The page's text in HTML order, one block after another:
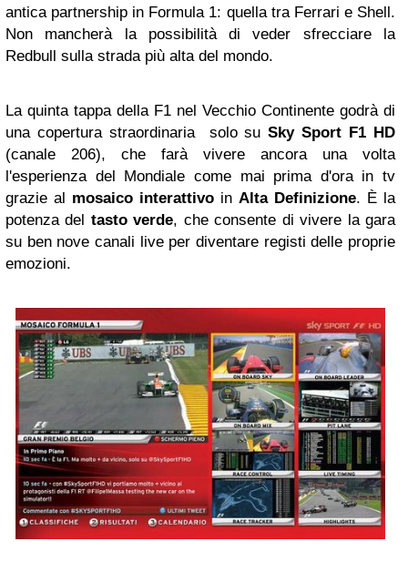
antica partnership in Formula 1: quella tra Ferrari e Shell.
Non mancherà la possibilità di veder sfrecciare la
Redbull sulla strada più alta del mondo.
La quinta tappa della F1 nel Vecchio Continente godrà di
una copertura straordinaria solo suSky Sport F1 HD
(canale 206), che farà vivere ancora una volta
l'esperienza del Mondiale come mai prima d'ora in tv
grazie al mosaico interattivo in Alta Definizione. È la
potenza del tasto verde, che consente di vivere la gara
su ben nove canali live per diventare registi delle proprie
emozioni.